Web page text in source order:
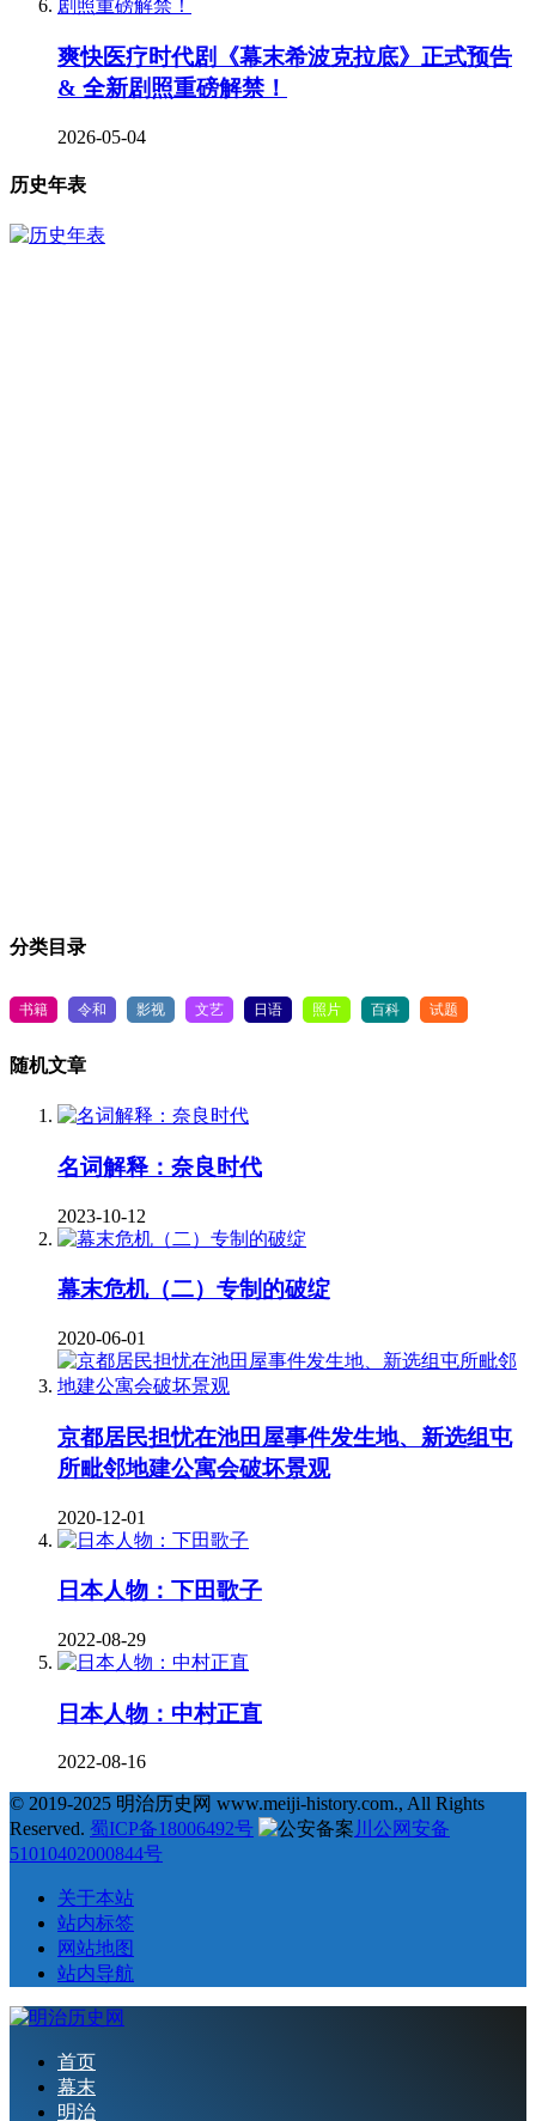
爽快医疗时代剧《幕末希波克拉底》正式预告
& 全新剧照重磅解禁！
2026-05-04
历史年表
分类目录
书籍 令和 影视 文艺 日语 照片 百科 试题
随机文章
名词解释：奈良时代
2023-10-12
幕末危机（二）专制的破绽
2020-06-01
京都居民担忧在池田屋事件发生地、新选组屯
所毗邻地建公寓会破坏景观
2020-12-01
日本人物：下田歌子
2022-08-29
日本人物：中村正直
2022-08-16
© 2019-2025 明治历史网 www.meiji-history.com., All Rights
Reserved. 蜀ICP备18006492号
川公网安备
51010402000844号
关于本站
站内标签
网站地图
站内导航
首页
幕末
明治